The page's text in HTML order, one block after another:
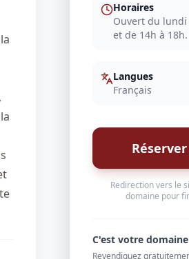
Horaires
Ouvert du lundi
et de 14h à 18h.
Langues
Français
Redirection vers le
domaine pour
C'est votre
Revendiquez